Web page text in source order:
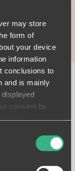
may store
form of
your device
information
conclusions to
and is mainly
consent by
of time. The
called third
such transfers